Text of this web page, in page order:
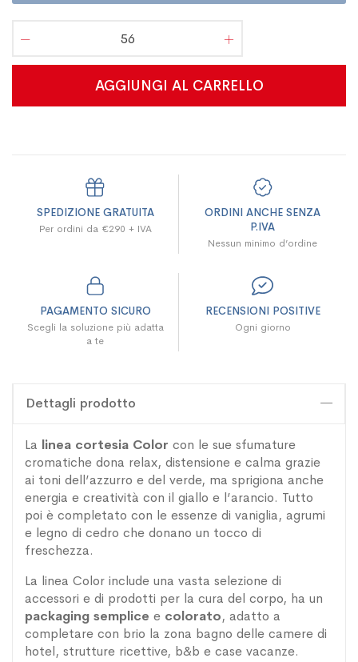
AGGIUNGI AL CARRELLO
SPEDIZIONE GRATUITA
Per ordini da €290 + IVA
ORDINI ANCHE SENZA
P.IVA
Nessun minimo d’ordine
PAGAMENTO SICURO
Scegli la soluzione più adatta
a te
RECENSIONI POSITIVE
Ogni giorno
Dettagli prodotto
La linea cortesia Color con le sue sfumature
cromatiche dona relax, distensione e calma grazie
ai toni dell’azzurro e del verde, ma sprigiona anche
energia e creatività con il giallo e l’arancio. Tutto
poi è completato con le essenze di vaniglia, agrumi
e legno di cedro che donano un tocco di
freschezza.
La linea Color include una vasta selezione di
accessori e di prodotti per la cura del corpo, ha un
packaging semplice e colorato, adatto a
completare con brio la zona bagno delle camere di
hotel, strutture ricettive, b&b e case vacanze.